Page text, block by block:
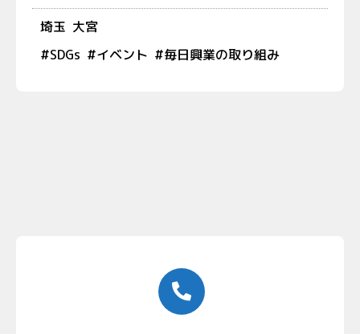
埼玉 大宮
#SDGs #イベント #毎日興業の取り組み